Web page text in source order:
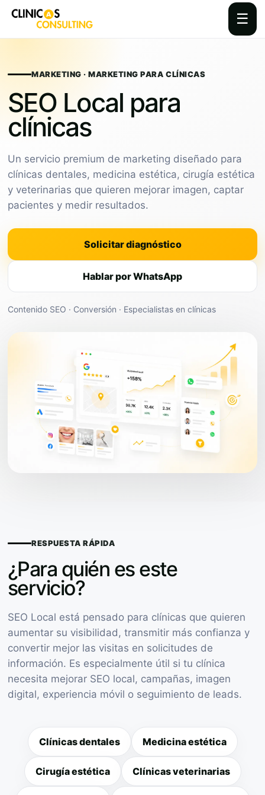
☰
contentMARKETING · MARKETING PARA CLÍNICAS
SEO Local para
clínicas
Un servicio premium de marketing diseñado para
clínicas dentales, medicina estética, cirugía estética
y veterinarias que quieren mejorar imagen, captar
pacientes y medir resultados.
Solicitar diagnóstico
Hablar por WhatsApp
Contenido SEO · Conversión · Especialistas en clínicas
RESPUESTA RÁPIDA
¿Para quién es este
servicio?
SEO Local está pensado para clínicas que quieren
aumentar su visibilidad, transmitir más confianza y
convertir mejor las visitas en solicitudes de
información. Es especialmente útil si tu clínica
necesita mejorar SEO local, campañas, imagen
digital, experiencia móvil o seguimiento de leads.
Clínicas dentales Medicina estética
Cirugía estética Clínicas veterinarias